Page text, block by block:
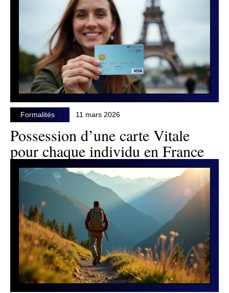
Formalités 11 mars 2026
Possession d’une carte Vitale
pour chaque individu en France